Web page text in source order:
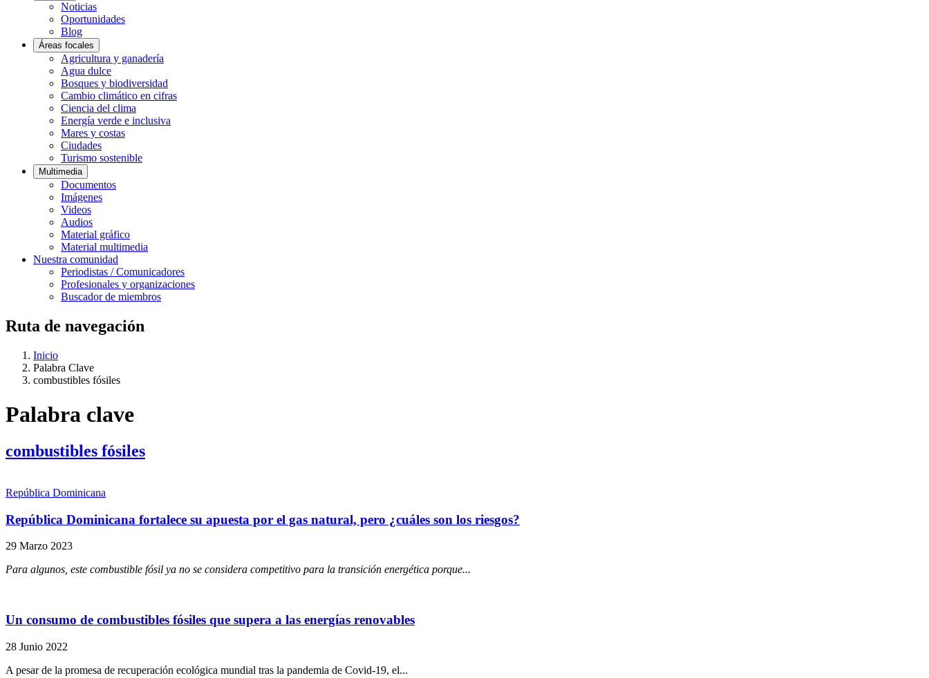
Noticias
Oportunidades
Blog
Áreas focales
Agricultura y ganadería
Agua dulce
Bosques y biodiversidad
Cambio climático en cifras
Ciencia del clima
Energía verde e inclusiva
Mares y costas
Ciudades
Turismo sostenible
Multimedia
Documentos
Imágenes
Videos
Audios
Material gráfico
Material multimedia
Nuestra comunidad
Periodistas / Comunicadores
Profesionales y organizaciones
Buscador de miembros
Ruta de navegación
Inicio
Palabra Clave
combustibles fósiles
Palabra clave
combustibles fósiles
República Dominicana
República Dominicana fortalece su apuesta por el gas natural, pero ¿cuáles son los riesgos?
29 Marzo 2023
Para algunos, este combustible fósil ya no se considera competitivo para la transición energética porque...
Un consumo de combustibles fósiles que supera a las energías renovables
28 Junio 2022
A pesar de la promesa de recuperación ecológica mundial tras la pandemia de Covid-19, el...